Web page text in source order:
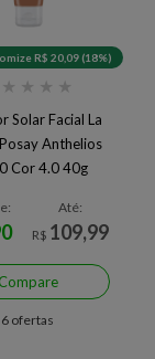
R$ 20,09 (18%)
★ ★ ★ ★
Solar Facial La
Anthelios
Cor 4.0 40g
Até:
R$ 109,99
Compare
6 ofertas